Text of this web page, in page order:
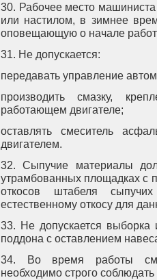
30. Рабочее место
или настилом, в зимнее
оповещающую о начале
31. Не допускается:
передавать управление
производить смазку,
работающем двигателе;
оставлять смеситель
двигателем.
32. Сыпучие материалы
утрамбованных площадках с
откосов штабеля
естественному откосу для
33. Не допускается
поддона с оставлением
34. Во время работы
необходимо строго